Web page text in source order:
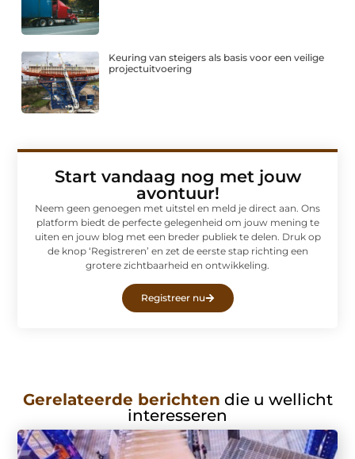
Keuring van steigers als basis voor een veilige
projectuitvoering
Start vandaag nog met jouw
avontuur!
Neem geen genoegen met uitstel en meld je direct aan. Ons
platform biedt de perfecte gelegenheid om jouw mening te
uiten en jouw blog met een breder publiek te delen. Druk op
de knop ‘Registreren’ en zet de eerste stap richting een
grotere zichtbaarheid en ontwikkeling.
Registreer nu
Gerelateerde berichten die u wellicht
interesseren